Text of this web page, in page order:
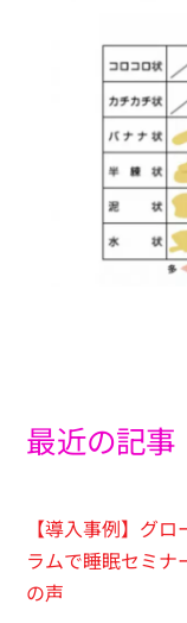
最近の記事
【導入事例】グ
ラムで睡眠セミナ
の声